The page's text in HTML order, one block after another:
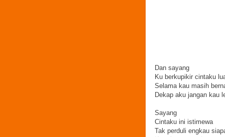
Dan sayang
Ku berkupikir cintaku
Selama kau masih
Dekap aku jangan kau
Sayang
Cintaku ini istimewa
Tak perduli engkau